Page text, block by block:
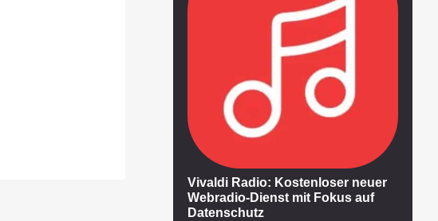
Vivaldi Radio: Kostenloser neuer
Webradio-Dienst mit Fokus auf
Datenschutz